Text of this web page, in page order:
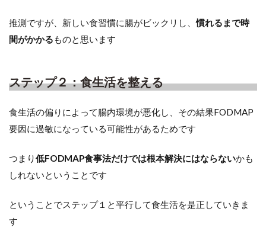
推測ですが、新しい食習慣に腸がビックリし、慣れるまで時
間がかかるものと思います
ステップ２：食生活を整える
食生活の偏りによって腸内環境が悪化し、その結果FODMAP
要因に過敏になっている可能性があるためです
つまり低FODMAP食事法だけでは根本解決にはならないかも
しれないということです
ということでステップ１と平行して食生活を是正していきま
す